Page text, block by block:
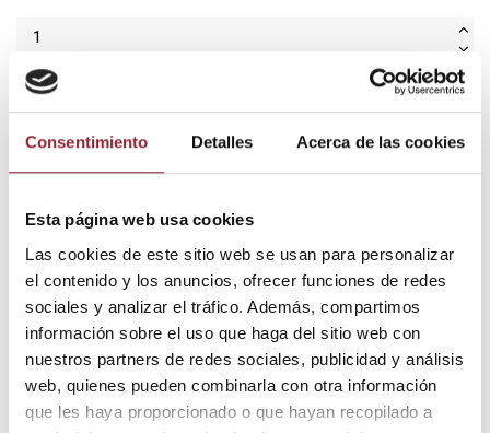
Consentimiento Detalles Acerca de las cookies
Esta página web usa cookies
Las cookies de este sitio web se usan para personalizar
el contenido y los anuncios, ofrecer funciones de redes
sociales y analizar el tráfico. Además, compartimos
información sobre el uso que haga del sitio web con
nuestros partners de redes sociales, publicidad y análisis
web, quienes pueden combinarla con otra información
que les haya proporcionado o que hayan recopilado a
Envío gratis +60€
Pago seguro
Entrega 24/72h